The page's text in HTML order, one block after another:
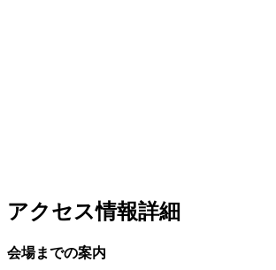
アクセス情報詳細
会場までの案内